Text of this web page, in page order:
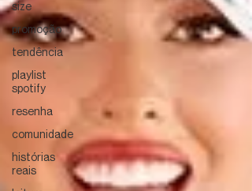
size
promoção
tendência
playlist
spotify
resenha
comunidade
histórias
reais